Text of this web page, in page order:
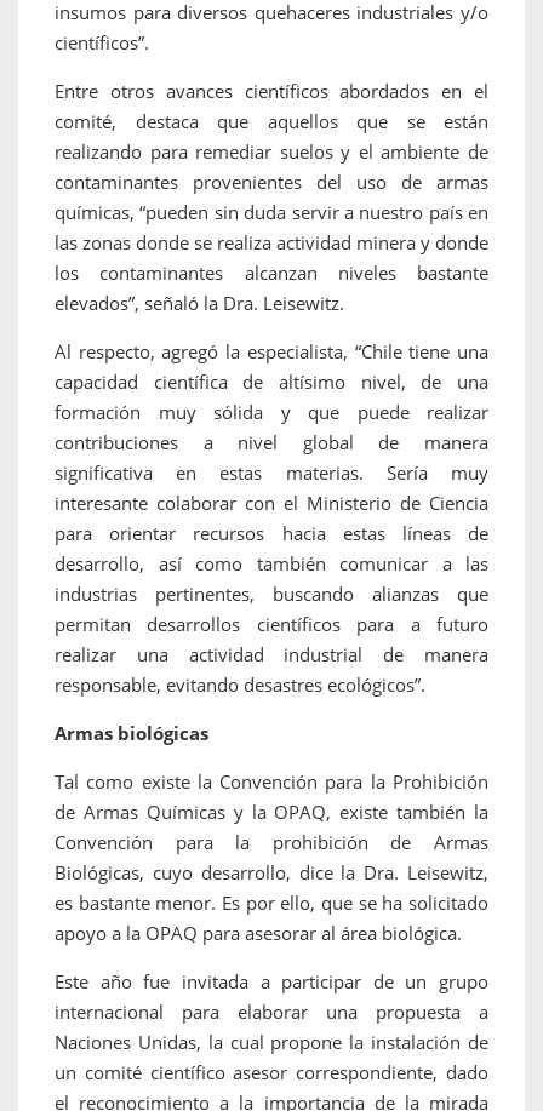
insumos para diversos quehaceres industriales y/o
científicos”.
Entre otros avances científicos abordados en el
comité, destaca que aquellos que se están
realizando para remediar suelos y el ambiente de
contaminantes provenientes del uso de armas
químicas, “pueden sin duda servir a nuestro país en
las zonas donde se realiza actividad minera y donde
los contaminantes alcanzan niveles bastante
elevados”, señaló la Dra. Leisewitz.
Al respecto, agregó la especialista, “Chile tiene una
capacidad científica de altísimo nivel, de una
formación muy sólida y que puede realizar
contribuciones a nivel global de manera
significativa en estas materias. Sería muy
interesante colaborar con el Ministerio de Ciencia
para orientar recursos hacia estas líneas de
desarrollo, así como también comunicar a las
industrias pertinentes, buscando alianzas que
permitan desarrollos científicos para a futuro
realizar una actividad industrial de manera
responsable, evitando desastres ecológicos”.
Armas biológicas
Tal como existe la Convención para la Prohibición
de Armas Químicas y la OPAQ, existe también la
Convención para la prohibición de Armas
Biológicas, cuyo desarrollo, dice la Dra. Leisewitz,
es bastante menor. Es por ello, que se ha solicitado
apoyo a la OPAQ para asesorar al área biológica.
Este año fue invitada a participar de un grupo
internacional para elaborar una propuesta a
Naciones Unidas, la cual propone la instalación de
un comité científico asesor correspondiente, dado
el reconocimiento a la importancia de la mirada